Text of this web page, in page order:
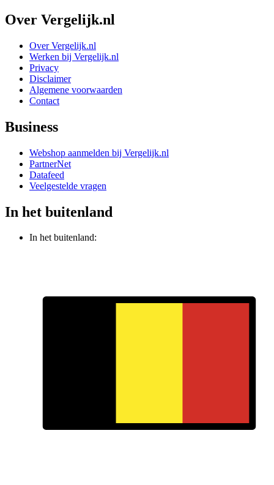
Over Vergelijk.nl
Over Vergelijk.nl
Werken bij Vergelijk.nl
Privacy
Disclaimer
Algemene voorwaarden
Contact
Business
Webshop aanmelden bij Vergelijk.nl
PartnerNet
Datafeed
Veelgestelde vragen
In het buitenland
In het buitenland: